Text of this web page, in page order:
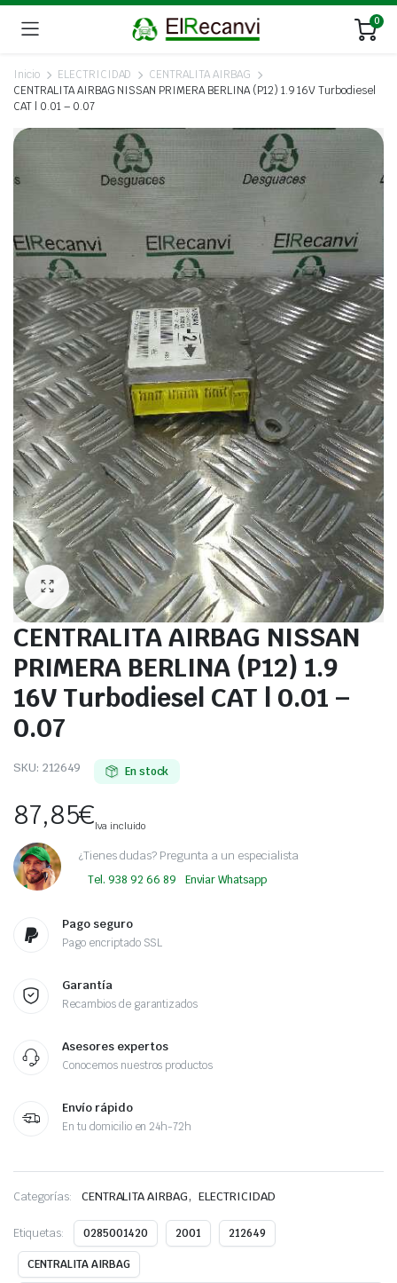
0
Inicio ELECTRICIDAD
CENTRALITA AIRBAG
CENTRALITA AIRBAG NISSAN PRIMERA BERLINA (P12) 1.9 16V Turbodiesel
CAT | 0.01 – 0.07
CENTRALITA AIRBAG NISSAN
PRIMERA BERLINA (P12) 1.9
16V Turbodiesel CAT | 0.01 –
0.07
SKU: 212649 En stock
87,85€Iva incluido
¿Tienes dudas? Pregunta a un especialista
Tel. 938 92 66 89 Enviar Whatsapp
Pago seguro
Pago encriptado SSL
Garantía
Recambios de garantizados
Asesores expertos
Conocemos nuestros productos
Envío rápido
En tu domicilio en 24h-72h
Categorías: CENTRALITA AIRBAG, ELECTRICIDAD
Etiquetas: 0285001420 2001 212649
CENTRALITA AIRBAG